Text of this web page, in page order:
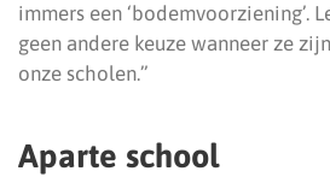
immers een ‘bodemvoorziening’.
geen andere keuze wanneer ze
onze scholen.”
Aparte school